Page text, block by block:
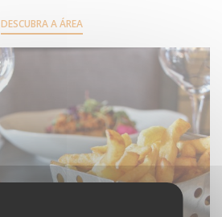
DESCUBRA A ÁREA